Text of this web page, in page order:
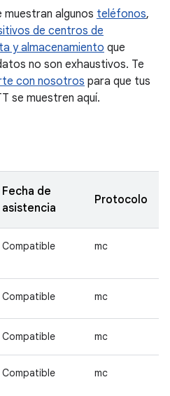
muestran algunos teléfonos,
de centros de
y almacenamiento que
no son exhaustivos. Te
con nosotros para que tus
se muestren aquí.
Fecha de
asistencia
Protocolo
Compatible mc
Compatible mc
Compatible mc
Compatible mc